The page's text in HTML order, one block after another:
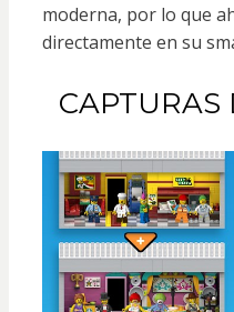
moderna, por lo que
directamente en su